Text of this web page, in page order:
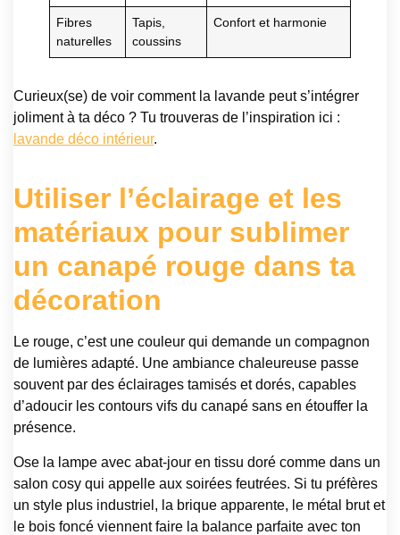
Fibres
naturelles
Tapis,
coussins
Confort et harmonie
Curieux(se) de voir comment la lavande peut s’intégrer
joliment à ta déco ? Tu trouveras de l’inspiration ici :
lavande déco intérieur.
Utiliser l’éclairage et les
matériaux pour sublimer
un canapé rouge dans ta
décoration
Le rouge, c’est une couleur qui demande un compagnon
de lumières adapté. Une ambiance chaleureuse passe
souvent par des éclairages tamisés et dorés, capables
d’adoucir les contours vifs du canapé sans en étouffer la
présence.
Ose la lampe avec abat-jour en tissu doré comme dans un
salon cosy qui appelle aux soirées feutrées. Si tu préfères
un style plus industriel, la brique apparente, le métal brut et
le bois foncé viennent faire la balance parfaite avec ton